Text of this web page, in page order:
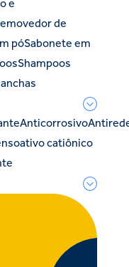
e
de
póSabonete em
Shampoos
Anticorrosivo
catiônico